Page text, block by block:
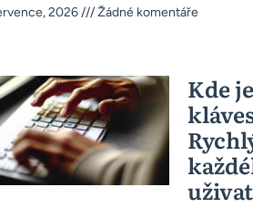
2026 Žádné komentáře
Kde